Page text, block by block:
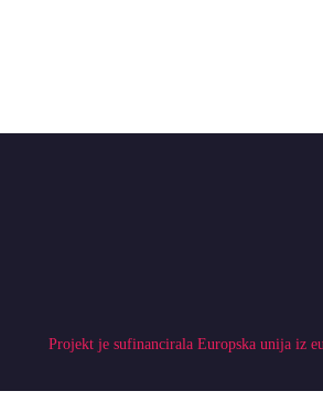
Projekt je sufinancirala Europska unija iz